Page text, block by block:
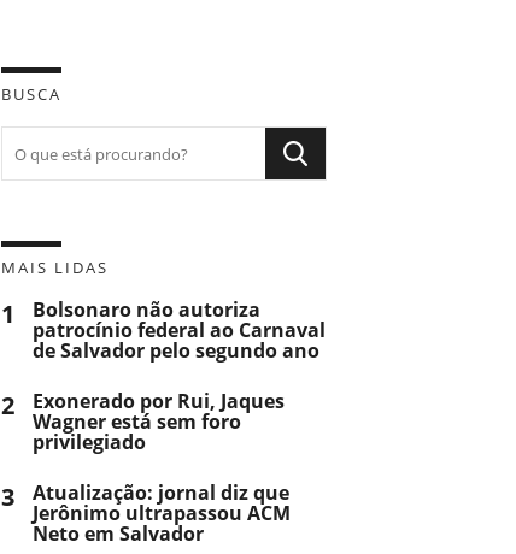
BUSCA
MAIS LIDAS
1 Bolsonaro não autoriza
patrocínio federal ao Carnaval
de Salvador pelo segundo ano
2 Exonerado por Rui, Jaques
Wagner está sem foro
privilegiado
3 Atualização: jornal diz que
Jerônimo ultrapassou ACM
Neto em Salvador